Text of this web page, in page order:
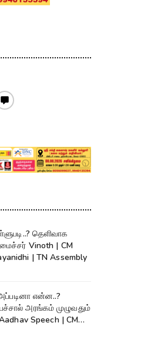
தெளிவாக
Vinoth | CM
| TN Assembly
என்ன..?
அரங்கம் முழுவதும்
Speech | CM